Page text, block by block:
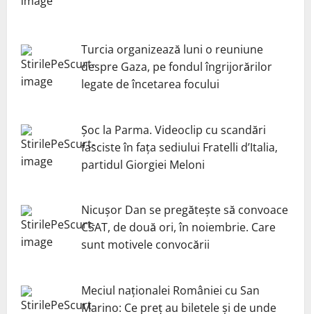
Turcia organizează luni o reuniune
despre Gaza, pe fondul îngrijorărilor
legate de încetarea focului
Șoc la Parma. Videoclip cu scandări
fasciste în fața sediului Fratelli d’Italia,
partidul Giorgiei Meloni
Nicuşor Dan se pregăteşte să convoace
CSAT, de două ori, în noiembrie. Care
sunt motivele convocării
Meciul naționalei României cu San
Marino: Ce preț au biletele și de unde